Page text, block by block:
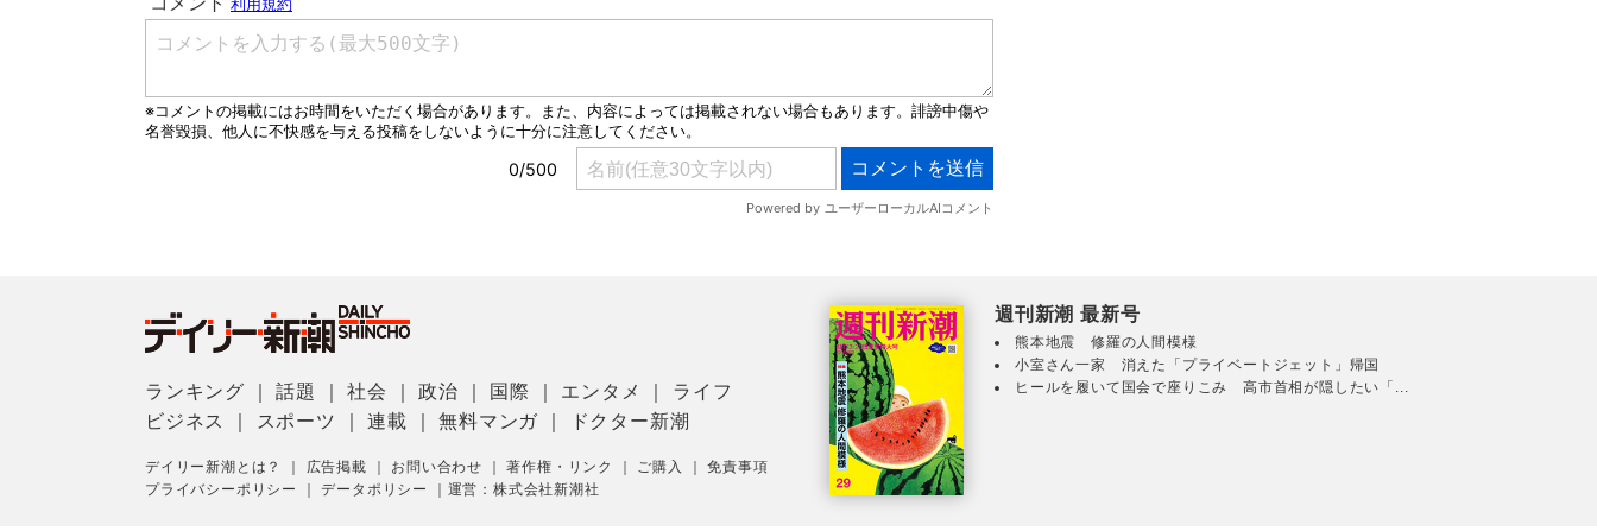
ランキング ｜話題 ｜社会 ｜政治 国際 エンタメ
ライフ
ビジネス
スポーツ ｜連載 ｜無料マンガ ドクター新潮
デイリー新潮とは？ 広告掲載 お問い合わせ ｜著作権・リンク ご購入 ｜免責事項
プライバシーポリシー
｜データポリシー 運営：株式会社新潮社
週刊新潮 最新号
熊本地震 修羅の人間模様
小室さん一家 消えた「プライベートジェット」帰国
ヒールを履いて国会で座りこみ 高市首相が隠したい「...